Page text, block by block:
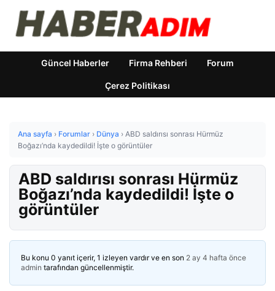
Güncel Haberler Firma Rehberi Forum
Çerez Politikası
Ana sayfa › Forumlar › Dünya › ABD saldırısı sonrası Hürmüz
Boğazı’nda kaydedildi! İşte o görüntüler
ABD saldırısı sonrası Hürmüz
Boğazı’nda kaydedildi! İşte o
görüntüler
Bu konu 0 yanıt içerir, 1 izleyen vardır ve en son 2 ay 4 hafta önce
admin tarafından güncellenmiştir.